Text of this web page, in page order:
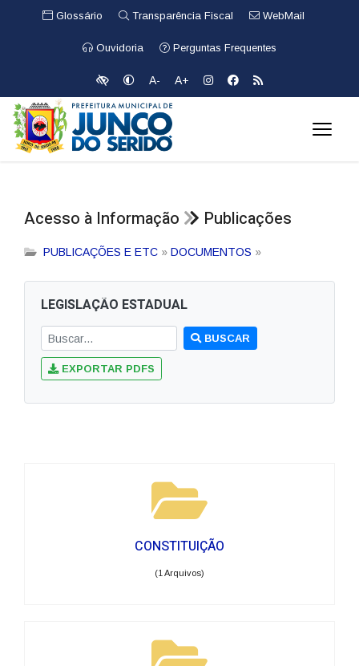
Glossário Transparência Fiscal WebMail
Ouvidoria Perguntas Frequentes
A- A+
Acesso à Informação Publicações
PUBLICAÇÕES E ETC » DOCUMENTOS »
LEGISLAÇÃO ESTADUAL
BUSCAR
EXPORTAR PDFS
CONSTITUIÇÃO
(1 Arquivos)